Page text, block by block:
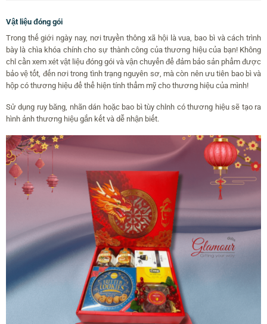
Vật liệu đóng gói
Trong thế giới ngày nay, nơi truyền thông xã hội là vua, bao bì và cách trình
bày là chìa khóa chính cho sự thành công của thương hiệu của bạn! Không
chỉ cần xem xét vật liệu đóng gói và vận chuyển để đảm bảo sản phẩm được
bảo vệ tốt, đến nơi trong tình trạng nguyên sơ, mà còn nên ưu tiên bao bì và
hộp có thương hiệu để thể hiện tính thẩm mỹ cho thương hiệu của mình!
Sử dụng ruy băng, nhãn dán hoặc bao bì tùy chỉnh có thương hiệu sẽ tạo ra
hình ảnh thương hiệu gắn kết và dễ nhận biết.